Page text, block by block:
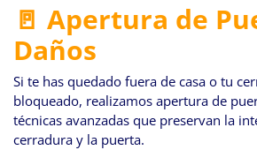
🚪 Apertura de
Daños
Si te has quedado fuera de casa o tu
bloqueado, realizamos apertura de
técnicas avanzadas que preservan la
cerradura y la puerta.